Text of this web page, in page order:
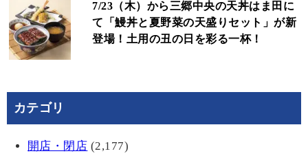
7/23（木）から三郷中央の天丼はま田に
て「鰻丼と夏野菜の天盛りセット」が新
登場！土用の丑の日を彩る一杯！
カテゴリ
開店・閉店 (2,177)